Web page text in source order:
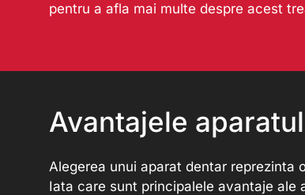
pentru a afla mai multe despre acest
Avantajele
Alegerea unui aparat dentar
Iata care sunt principalele avantaje ale